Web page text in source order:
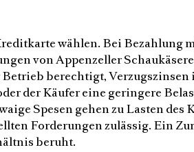
wählen. Bei Bezahlung
von Appenzeller
berechtigt, Verzugszinsen
der Käufer eine geringere
Spesen gehen zu Lasten
Forderungen zulässig. Ein
beruht.